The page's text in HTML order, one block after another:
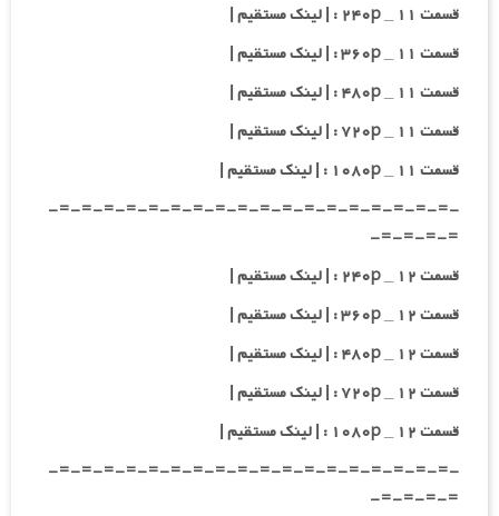
قسمت ۱۱ _ ۲۴۰p : | لینک مستقیم |
قسمت ۱۱ _ ۳۶۰p : | لینک مستقیم |
قسمت ۱۱ _ ۴۸۰p : | لینک مستقیم |
قسمت ۱۱ _ ۷۲۰p : | لینک مستقیم |
قسمت ۱۱ _ ۱۰۸۰p : | لینک مستقیم |
-=-=-=-=-=-=-=-=-=-=-=-=-=-=-=-=-=-=-
=-=-=-=-
قسمت ۱۲ _ ۲۴۰p : | لینک مستقیم |
قسمت ۱۲ _ ۳۶۰p : | لینک مستقیم |
قسمت ۱۲ _ ۴۸۰p : | لینک مستقیم |
قسمت ۱۲ _ ۷۲۰p : | لینک مستقیم |
قسمت ۱۲ _ ۱۰۸۰p : | لینک مستقیم |
-=-=-=-=-=-=-=-=-=-=-=-=-=-=-=-=-=-=-
=-=-=-=-